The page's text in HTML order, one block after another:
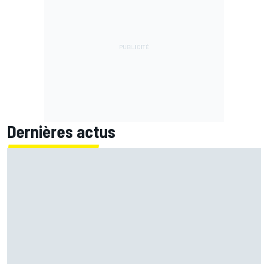
Dernières actus